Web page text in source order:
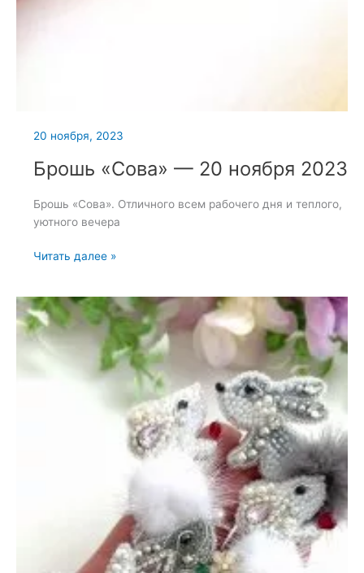
20 ноября, 2023
Брошь «Сова» — 20 ноября 2023
Брошь «Сова». Отличного всем рабочего дня и теплого,
уютного вечера
Брошь
20
ноября
2023
Читать далее »